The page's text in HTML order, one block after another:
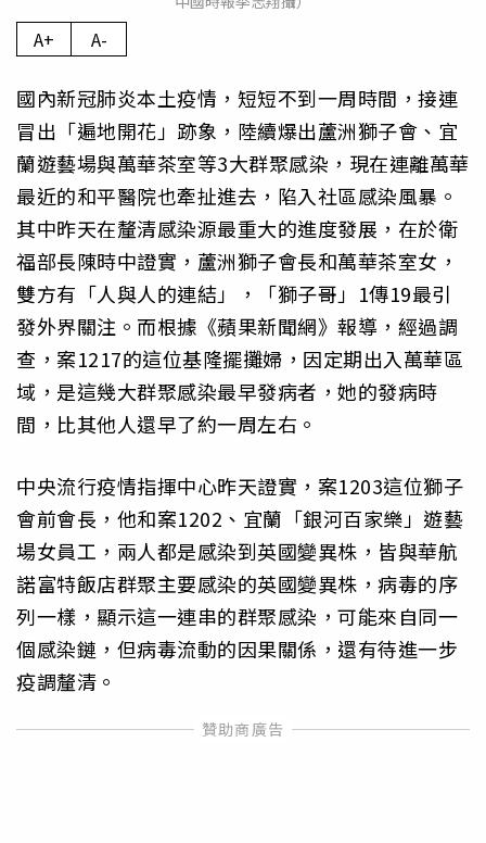
A+ A-
國內新冠肺炎本土疫情，短短不到一周時間，接連
冒出「遍地開花」跡象，陸續爆出蘆洲獅子會、宜
蘭遊藝場與萬華茶室等3大群聚感染，現在連離萬華
最近的和平醫院也牽扯進去，陷入社區感染風暴。
其中昨天在釐清感染源最重大的進度發展，在於衛
福部長陳時中證實，蘆洲獅子會長和萬華茶室女，
雙方有「人與人的連結」，「獅子哥」1傳19最引
發外界關注。而根據《蘋果新聞網》報導，經過調
查，案1217的這位基隆擺攤婦，因定期出入萬華區
域，是這幾大群聚感染最早發病者，她的發病時
間，比其他人還早了約一周左右。
中央流行疫情指揮中心昨天證實，案1203這位獅子
會前會長，他和案1202、宜蘭「銀河百家樂」遊藝
場女員工，兩人都是感染到英國變異株，皆與華航
諾富特飯店群聚主要感染的英國變異株，病毒的序
列一樣，顯示這一連串的群聚感染，可能來自同一
個感染鏈，但病毒流動的因果關係，還有待進一步
疫調釐清。